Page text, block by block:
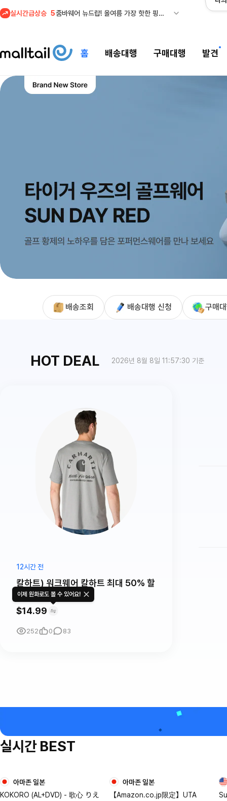
실시간급상승 5
줌바웨어 뉴드랍! 올여름 가장 핫한 핑크 컬렉션 런칭
홈 배송대행 구매대행 발견
배송조회 배송대행 신청 구매
HOT DEAL 2026년 8월 8일 11:57:30 기준
12시간 전
칼하트) 워크웨어 칼하트 최대 50% 할
인!!
$14.99
이제 원화로도 볼 수 있어요!
252 0 83
실시간 BEST
1
아마존 일본
KOKORO (AL+DVD) - 歌心 りえ
2
아마존 일본
【Amazon.co.jp限定】UTA